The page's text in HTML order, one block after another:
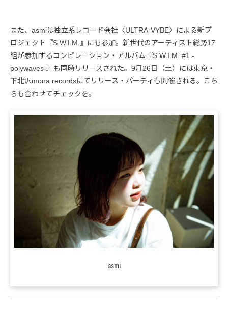
また、asmiは独立系レコード会社〈ULTRA-VYBE〉による新プ
ロジェクト『S.W.I.M.』にも参加。新世代のアーティスト総勢17
組が参加するコンピレーション・アルバム『S.W.I.M. #1 -
polywaves-』も同時リリースされた。9月26日（土）には東京・
下北沢mona recordsにてリリース・パーティも開催される。こち
らも合わせてチェックを。
asmi